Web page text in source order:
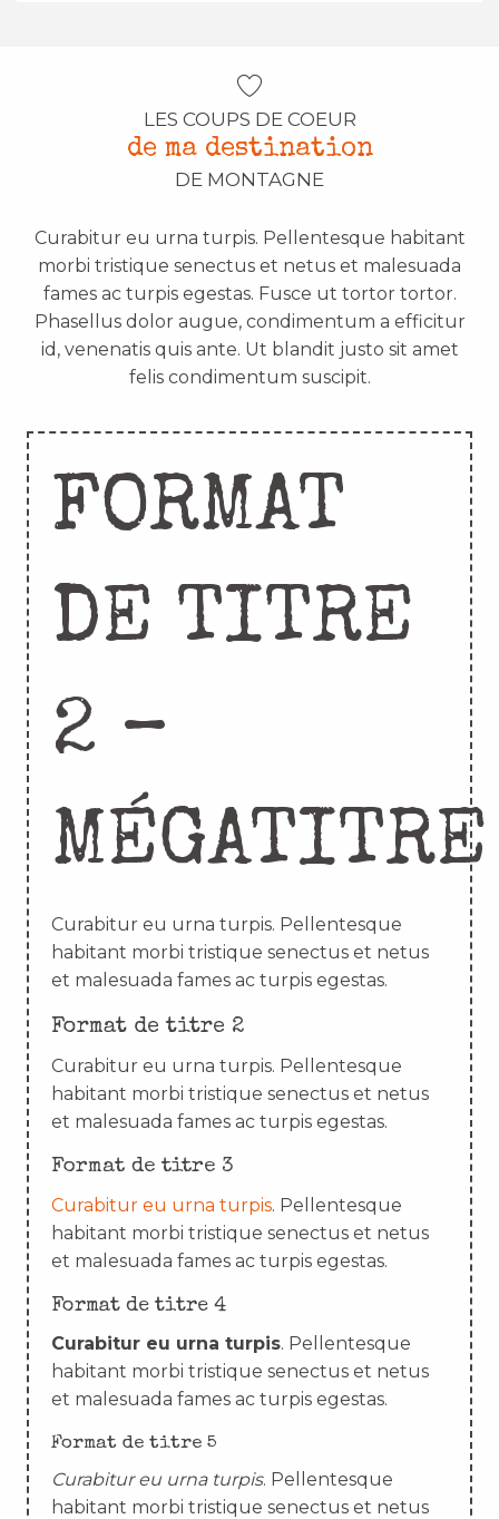
LES COUPS DE COEUR
de ma destination
DE MONTAGNE
Curabitur eu urna turpis. Pellentesque habitant
morbi tristique senectus et netus et malesuada
fames ac turpis egestas. Fusce ut tortor tortor.
Phasellus dolor augue, condimentum a efficitur
id, venenatis quis ante. Ut blandit justo sit amet
felis condimentum suscipit.
FORMAT
DE TITRE
2 –
MÉGATITRE
Curabitur eu urna turpis. Pellentesque
habitant morbi tristique senectus et netus
et malesuada fames ac turpis egestas.
Format de titre 2
Curabitur eu urna turpis. Pellentesque
habitant morbi tristique senectus et netus
et malesuada fames ac turpis egestas.
Format de titre 3
Curabitur eu urna turpis. Pellentesque
habitant morbi tristique senectus et netus
et malesuada fames ac turpis egestas.
Format de titre 4
Curabitur eu urna turpis. Pellentesque
habitant morbi tristique senectus et netus
et malesuada fames ac turpis egestas.
Format de titre 5
Curabitur eu urna turpis. Pellentesque
habitant morbi tristique senectus et netus